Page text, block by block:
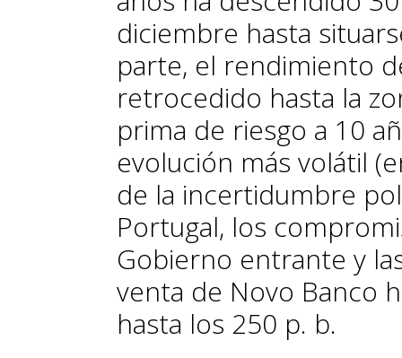
diciembre hasta
parte, el rendimiento
retrocedido hasta la
prima de riesgo a 10
evolución más volátil
de la incertidumbre
Portugal, los
Gobierno entrante y
venta de Novo Banco
hasta los 250 p. b.